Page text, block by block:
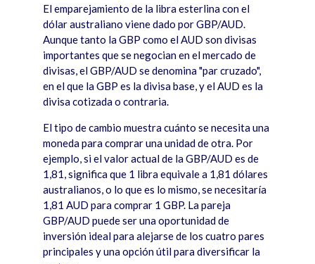
El emparejamiento de la libra esterlina con el
dólar australiano viene dado por GBP/AUD.
Aunque tanto la GBP como el AUD son divisas
importantes que se negocian en el mercado de
divisas, el GBP/AUD se denomina "par cruzado",
en el que la GBP es la divisa base, y el AUD es la
divisa cotizada o contraria.
El tipo de cambio muestra cuánto se necesita una
moneda para comprar una unidad de otra. Por
ejemplo, si el valor actual de la GBP/AUD es de
1,81, significa que 1 libra equivale a 1,81 dólares
australianos, o lo que es lo mismo, se necesitaría
1,81 AUD para comprar 1 GBP. La pareja
GBP/AUD puede ser una oportunidad de
inversión ideal para alejarse de los cuatro pares
principales y una opción útil para diversificar la